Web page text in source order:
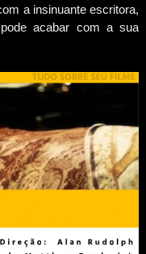
a insinuante escritora,
acabar com a sua